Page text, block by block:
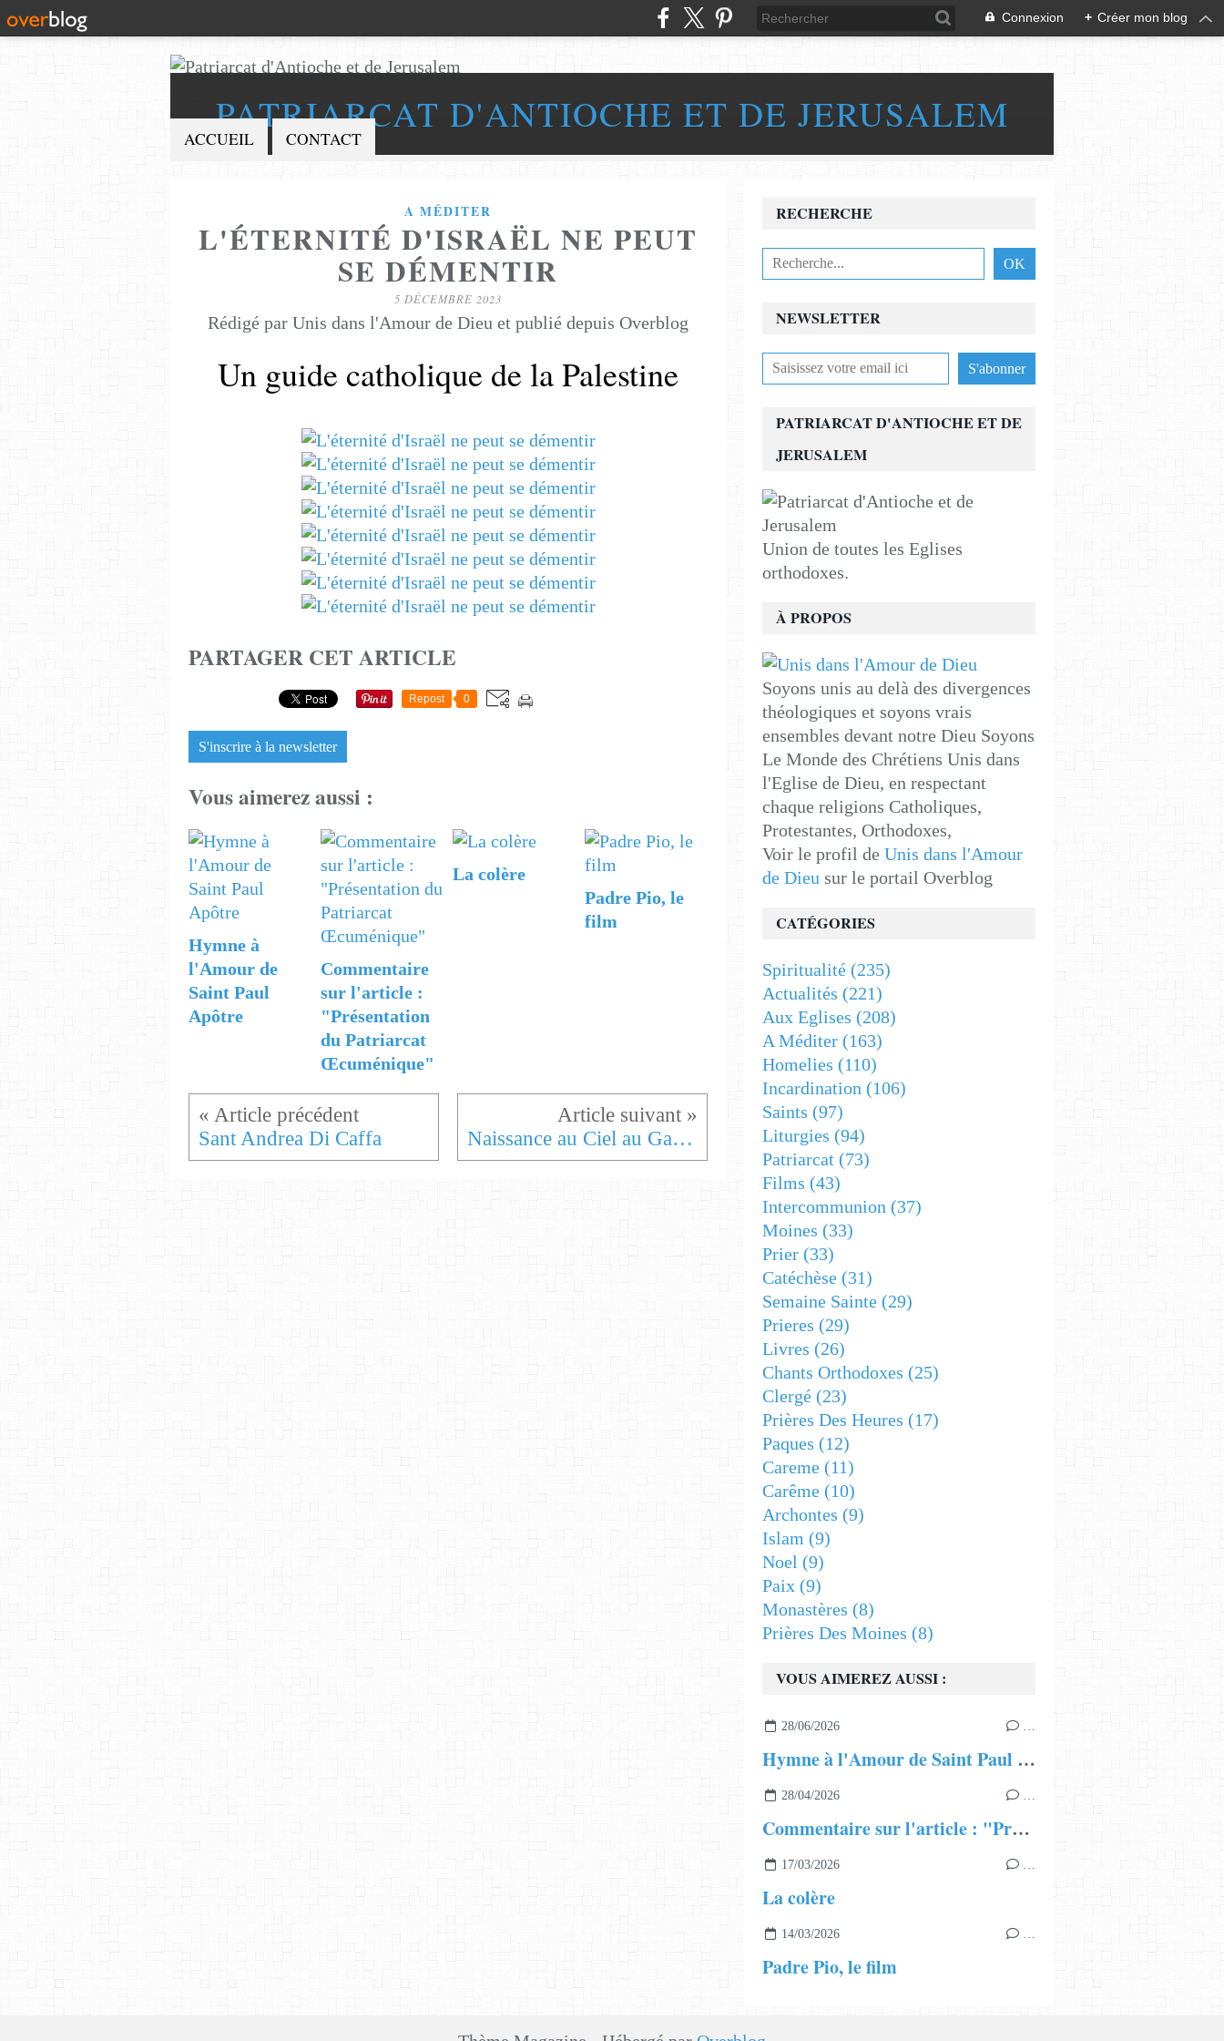
Connexion + Créer mon blog
PATRIARCAT D'ANTIOCHE ET DE JERUSALEM
ACCUEIL CONTACT
A MÉDITER
L'ÉTERNITÉ D'ISRAËL NE PEUT
SE DÉMENTIR
5 DÉCEMBRE 2023
Rédigé par Unis dans l'Amour de Dieu et publié depuis Overblog
Un guide catholique de la Palestine
PARTAGER CET ARTICLE
Repost 0
S'inscrire à la newsletter
Vous aimerez aussi :
Hymne à
l'Amour de
Saint Paul
Apôtre
Commentaire
sur l'article :
"Présentation
du Patriarcat
Œcuménique"
La colère
Padre Pio, le
film
Sant Andrea Di Caffa Naissance au Ciel au Gabon
NEWSLETTER
RECHERCHE
PATRIARCAT D'ANTIOCHE ET DE
JERUSALEM
Union de toutes les Eglises
orthodoxes.
À PROPOS
Soyons unis au delà des divergences
théologiques et soyons vrais
ensembles devant notre Dieu Soyons
Le Monde des Chrétiens Unis dans
l'Eglise de Dieu, en respectant
chaque religions Catholiques,
Protestantes, Orthodoxes,
Voir le profil de Unis dans l'Amour
de Dieu sur le portail Overblog
VOUS AIMEREZ AUSSI :
28/06/2026 …
Hymne à l'Amour de Saint Paul Apôtre
28/04/2026 …
Commentaire sur l'article : "Présentation du Patriarcat Œcuménique"
17/03/2026 …
La colère
14/03/2026 …
Padre Pio, le film
CATÉGORIES
Spiritualité (235)
Actualités (221)
Aux Eglises (208)
A Méditer (163)
Homelies (110)
Incardination (106)
Saints (97)
Liturgies (94)
Patriarcat (73)
Films (43)
Intercommunion (37)
Moines (33)
Prier (33)
Catéchèse (31)
Semaine Sainte (29)
Prieres (29)
Livres (26)
Chants Orthodoxes (25)
Clergé (23)
Prières Des Heures (17)
Paques (12)
Careme (11)
Carême (10)
Archontes (9)
Islam (9)
Noel (9)
Paix (9)
Monastères (8)
Prières Des Moines (8)